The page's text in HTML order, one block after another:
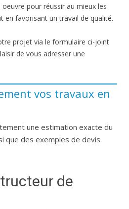
pour réussir au mieux les
en favorisant un travail de qualité.
projet via le formulaire ci-joint
de vous adresser une
vos travaux en
une estimation exacte du
que des exemples de devis.
de